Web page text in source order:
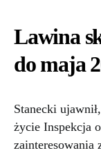
Lawina
do maja
Stanecki
życie Inspekcja
zainteresowania